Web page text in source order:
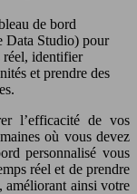
de bord
Data Studio) pour
réel, identifier
et prendre des
l’efficacité de vos
où vous devez
personnalisé vous
réel et de prendre
améliorant ainsi votre